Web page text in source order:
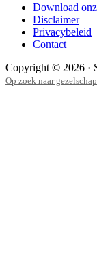
Download
Disclaimer
Privacybeleid
Contact
Copyright © 2026 ·
Op zoek naar